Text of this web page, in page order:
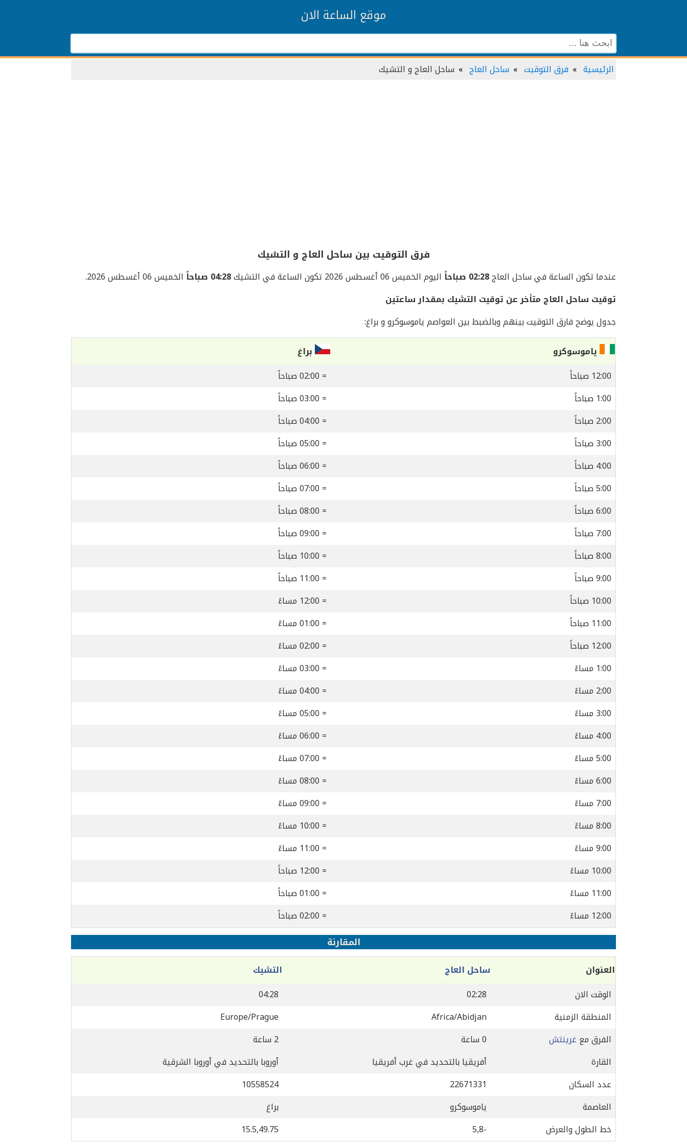
موقع الساعة الان
الرئيسية فرق التوقيت ساحل العاج ساحل العاج و التشيك
فرق التوقيت بين ساحل العاج و التشيك
عندما تكون الساعة في ساحل العاج02:28 صباحاً اليوم الخميس 06 أغسطس 2026 تكون الساعة في التشيك 04:28 صباحاً
الخميس 06 أغسطس 2026.
توقيت ساحل العاج متأخر عن توقيت التشيك بمقدار ساعتين
جدول يوضح فارق التوقيت بينهم وبالضبط بين العواصم ياموسوكرو و براغ:
ياموسوكرو
براغ
12:00 صباحاً
= 02:00 صباحاً
1:00 صباحاً
= 03:00 صباحاً
2:00 صباحاً
= 04:00 صباحاً
3:00 صباحاً
= 05:00 صباحاً
4:00 صباحاً
= 06:00 صباحاً
5:00 صباحاً
= 07:00 صباحاً
6:00 صباحاً
= 08:00 صباحاً
7:00 صباحاً
= 09:00 صباحاً
8:00 صباحاً
= 10:00 صباحاً
9:00 صباحاً
= 11:00 صباحاً
10:00 صباحاً
= 12:00 مساءً
11:00 صباحاً
= 01:00 مساءً
12:00 صباحاً
= 02:00 مساءً
1:00 مساءً
= 03:00 مساءً
2:00 مساءً
= 04:00 مساءً
3:00 مساءً
= 05:00 مساءً
4:00 مساءً
= 06:00 مساءً
5:00 مساءً
= 07:00 مساءً
6:00 مساءً
= 08:00 مساءً
7:00 مساءً
= 09:00 مساءً
8:00 مساءً
= 10:00 مساءً
9:00 مساءً
= 11:00 مساءً
10:00 مساءً
= 12:00 صباحاً
11:00 مساءً
= 01:00 صباحاً
12:00 مساءً
= 02:00 صباحاً
المقارنة
العنوان ساحل العاج
التشيك
الوقت الان
02:28
04:28
المنطقة الزمنية
Africa/Abidjan
Europe/Prague
الفرق مع غرينتش 0 ساعة
2 ساعة
القارة
أفريقيا بالتحديد في غرب أفريقيا
أوروبا بالتحديد في أوروبا الشرقية
عدد السكان
22671331
10558524
العاصمة
ياموسوكرو
براغ
خط الطول والعرض
-5,8
15.5,49.75